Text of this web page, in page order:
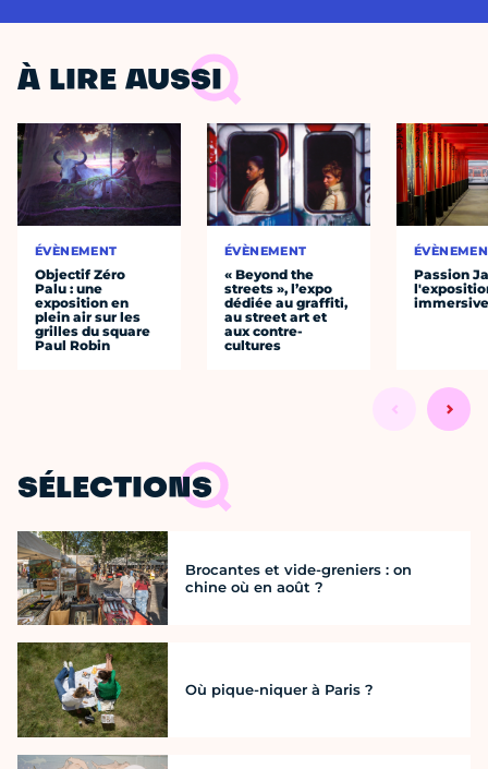
À LIRE AUSSI
ÉVÈNEMENT
Objectif Zéro
Palu : une
exposition en
plein air sur les
grilles du square
Paul Robin
ÉVÈNEMENT
« Beyond the
streets », l’expo
dédiée au graffiti,
au street art et
aux contre-
cultures
Passion
SÉLECTIONS
Brocantes et vide-greniers : on
chine où en août ?
Où pique-niquer à Paris ?